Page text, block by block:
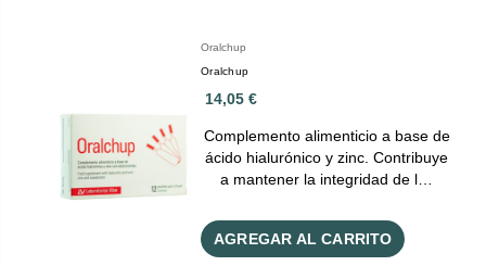
Oralchup
Oralchup
14,05 €
Complemento alimenticio a base de
ácido hialurónico y zinc. Contribuye
a mantener la integridad de l…
AGREGAR AL CARRITO